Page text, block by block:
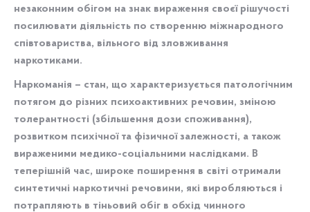
незаконним обігом на знак вираження своєї рішучості
посилювати діяльність по створенню міжнародного
співтовариства, вільного від зловживання
наркотиками.
Наркоманія – стан, що характеризується патологічним
потягом до різних психоактивних речовин, зміною
толерантності (збільшення дози споживання),
розвитком психічної та фізичної залежності, а також
вираженими медико-соціальними наслідками. В
теперішній час, широке поширення в світі отримали
синтетичні наркотичні речовини, які виробляються і
потрапляють в тіньовий обіг в обхід чинного